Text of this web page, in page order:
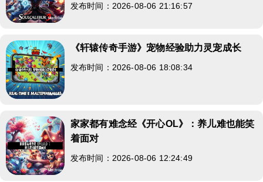
发布时间：2026-08-06 21:16:57
《轩辕传奇手游》宠物经验助力灵宠成长
发布时间：2026-08-06 18:08:34
家家都有难念经《开心OL》：养儿难也能笑
着面对
发布时间：2026-08-06 12:24:49